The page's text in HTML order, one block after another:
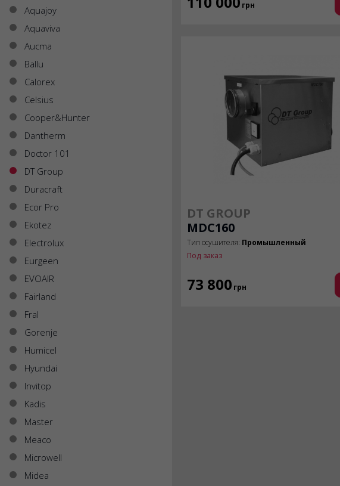
Aquajoy
Aquaviva
Aucma
Ballu
Calorex
Celsius
Cooper&Hunter
Dantherm
Doctor 101
DT Group
Duracraft
Ecor Pro
Ekotez
Electrolux
Eurgeen
EVOAIR
Fairland
Fral
Gorenje
Humicel
Hyundai
Invitop
Kadis
Master
Meaco
Microwell
Midea
грн
DT GROUP
MDC160
Тип осушителя: Промышленный
Под заказ
73 800 грн